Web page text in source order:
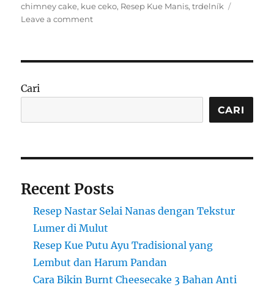
on
chimney cake, kue ceko, Resep Kue Manis,trdelník
Leave a commenton
Ceko
Renyah
Lembut
Dalam
Cari
CARI
Recent Posts
Resep Nastar Selai Nanas dengan Tekstur
Lumer di Mulut
Resep Kue Putu Ayu Tradisional yang
Lembut dan Harum Pandan
Cara Bikin Burnt Cheesecake 3 Bahan Anti